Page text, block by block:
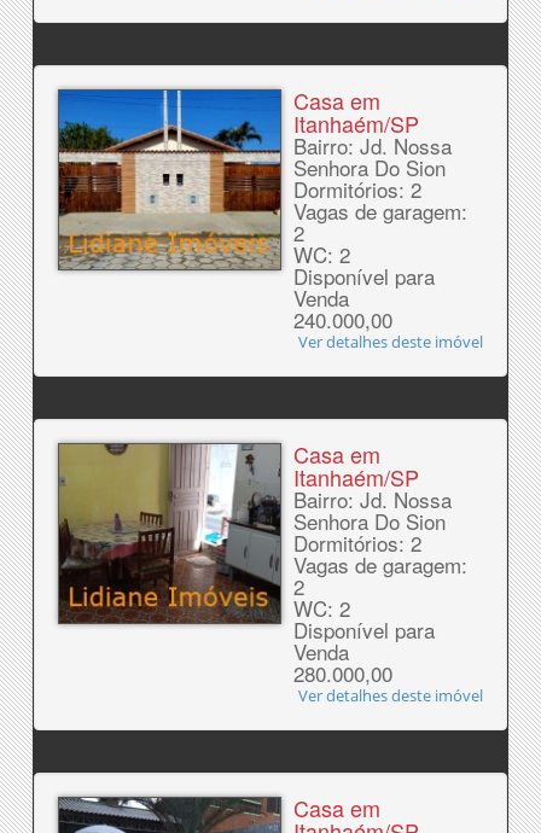
Casa em
Itanhaém/SP
Bairro: Jd. Nossa
Senhora Do Sion
Dormitórios: 2
Vagas de garagem:
2
WC: 2
Disponível para
Venda
240.000,00
Ver detalhes deste imóvel
Casa em
Itanhaém/SP
Bairro: Jd. Nossa
Senhora Do Sion
Dormitórios: 2
Vagas de garagem:
2
WC: 2
Disponível para
Venda
280.000,00
Ver detalhes deste imóvel
Casa em